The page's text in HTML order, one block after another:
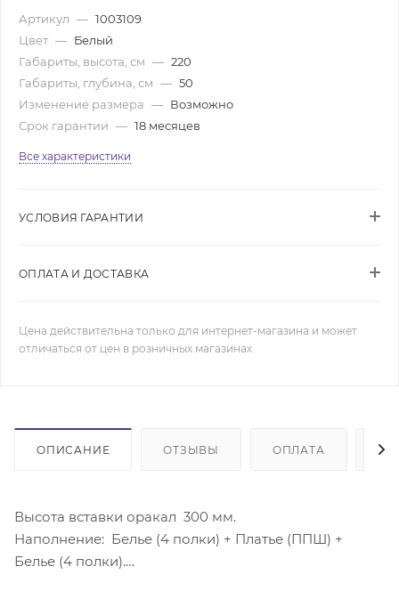
Артикул — 1003109
Цвет — Белый
Габариты, высота, см — 220
Габариты, глубина, см — 50
Изменение размера — Возможно
Срок гарантии — 18 месяцев
Все характеристики
УСЛОВИЯ ГАРАНТИИ
ОПЛАТА И ДОСТАВКА
Цена действительна только для интернет-магазина и может
отличаться от цен в розничных магазинах
ОПИСАНИЕ ОТЗЫВЫ ОПЛАТА
Высота вставки оракал 300 мм.
Наполнение: Белье (4 полки) + Платье (ППШ) +
Белье (4 полки).